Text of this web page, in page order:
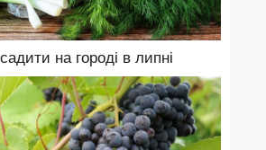
на городі в липні